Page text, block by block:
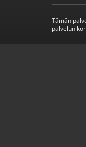
Tämän
palvelun